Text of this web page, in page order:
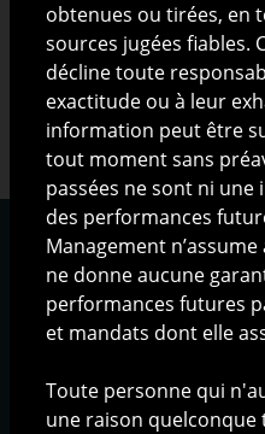
Qui sommes-nous ?
L'équipe
L'organisation
obtenues ou tirées, en
sources jugées fiables.
décline toute
exactitude ou à leur
information peut être
tout moment sans
passées ne sont ni
des performances
Management
ne donne aucune
performances futures
et mandats dont elle
Toute personne qui
une raison quelconque